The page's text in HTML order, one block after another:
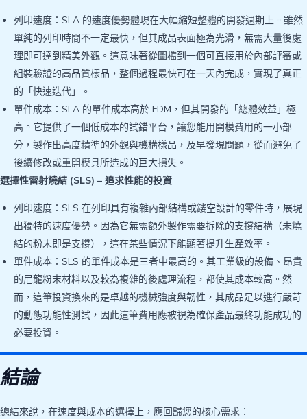
列印速度：SLA 的速度優勢體現在大幅縮短整體的開發週期上。雖然
單純的列印時間不一定最快，但其成品表面極為光滑，無需大量後處
理即可達到精美外觀。這意味著從圖檔到一個可直接用於內部評審或
組裝驗證的高品質樣品，整個過程最快可在一天內完成，實現了真正
的「快速迭代」。
單件成本：SLA 的單件成本高於 FDM，但其開發的「總體效益」極
高。它提供了一個低成本的試錯平台，讓您能用開模費用的一小部
分，製作出高度精準的外觀與機構樣品，及早發現問題，從而避免了
後續修改或重開模具所造成的巨大損失。
選擇性雷射燒結 (SLS) – 追求性能的投資
列印速度：SLS 在列印具有複雜內部結構或鏤空設計的零件時，展現
出獨特的速度優勢。因為它無需額外製作需要拆除的支撐結構（未燒
結的粉末即是支撐），這在某些情況下能顯著提升生產效率。
單件成本：SLS 的單件成本是三者中最高的。其工業級的設備、昂貴
的尼龍粉末材料以及較為複雜的後處理流程，都使其成本較高。然
而，這筆投資換來的是卓越的機械強度與韌性，其成品足以進行嚴苛
的動態功能性測試，因此這筆費用應被視為確保產品最終功能成功的
必要投資。
結論
總結來說，在速度與成本的選擇上，應回歸您的核心需求：